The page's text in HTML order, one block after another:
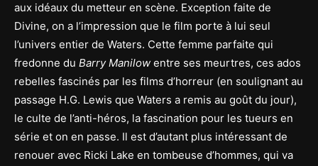
aux idéaux du metteur en scène. Exception faite de
Divine, on a l’impression que le film porte à lui seul
l’univers entier de Waters. Cette femme parfaite qui
fredonne du Barry Manilow entre ses meurtres, ces ados
rebelles fascinés par les films d’horreur (en soulignant au
passage H.G. Lewis que Waters a remis au goût du jour),
le culte de l’anti-héros, la fascination pour les tueurs en
série et on en passe. Il est d’autant plus intéressant de
renouer avec Ricki Lake en tombeuse d’hommes, qui va